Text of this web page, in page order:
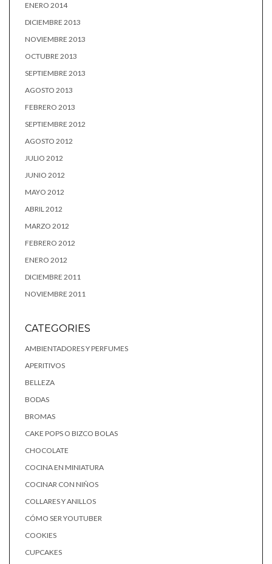
ENERO 2014
DICIEMBRE 2013
NOVIEMBRE 2013
OCTUBRE 2013
SEPTIEMBRE 2013
AGOSTO 2013
FEBRERO 2013
SEPTIEMBRE 2012
AGOSTO 2012
JULIO 2012
JUNIO 2012
MAYO 2012
ABRIL 2012
MARZO 2012
FEBRERO 2012
ENERO 2012
DICIEMBRE 2011
NOVIEMBRE 2011
CATEGORIES
AMBIENTADORES Y PERFUMES
APERITIVOS
BELLEZA
BODAS
BROMAS
CAKE POPS O BIZCO BOLAS
CHOCOLATE
COCINA EN MINIATURA
COCINAR CON NIÑOS
COLLARES Y ANILLOS
CÓMO SER YOUTUBER
COOKIES
CUPCAKES